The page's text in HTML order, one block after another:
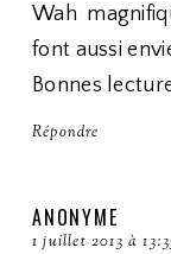
Wah
font aussi
Bonnes
Répondre
ANONYME
1 juillet 2013 à